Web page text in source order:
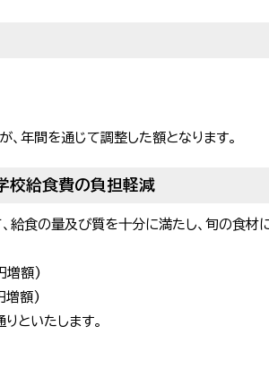
、年間を通じて調整した額となります。
校給食費の負担軽減
給食の量及び質を十分に満たし、旬の食材
増額)
増額)
といたします。